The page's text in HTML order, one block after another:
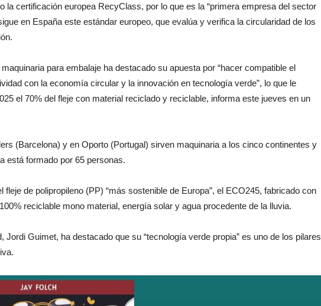
la certificación europea RecyClass, por lo que es la “primera empresa del sector
en España este estándar europeo, que evalúa y verifica la circularidad de los
para embalaje ha destacado su apuesta por “hacer compatible el
con la economía circular y la innovación en tecnología verde”, lo que le
el 70% del fleje con material reciclado y reciclable, informa este jueves en un
(Barcelona) y en Oporto (Portugal) sirven maquinaria a los cinco continentes y
está formado por 65 personas.
fleje de polipropileno (PP) “más sostenible de Europa”, el ECO245, fabricado con
reciclable mono material, energía solar y agua procedente de la lluvia.
Jordi Guimet, ha destacado que su “tecnología verde propia” es uno de los pilares